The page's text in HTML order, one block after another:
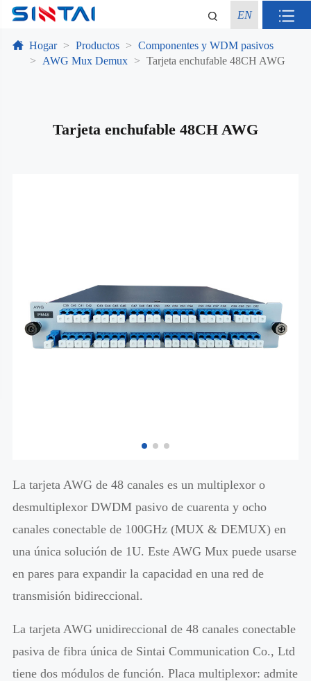
EN
Hogar Productos
Componentes y WDM pasivos
AWG Mux Demux
Tarjeta enchufable 48CH AWG
Tarjeta enchufable 48CH AWG
La tarjeta AWG de 48 canales es un multiplexor o
desmultiplexor DWDM pasivo de cuarenta y ocho
canales conectable de 100GHz (MUX & DEMUX) en
una única solución de 1U. Este AWG Mux puede usarse
en pares para expandir la capacidad en una red de
transmisión bidireccional.
La tarjeta AWG unidireccional de 48 canales conectable
pasiva de fibra única de Sintai Communication Co., Ltd
tiene dos módulos de función. Placa multiplexor: admite